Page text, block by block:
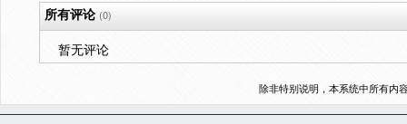
所有评论(0)
暂无评论
除非特别说明，本系统中所有内